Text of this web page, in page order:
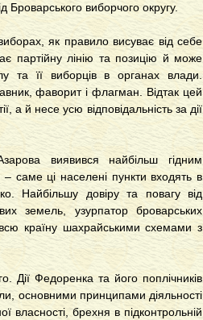
Броварського виборчого округу.
як правило висуває від себе
партійну лінію та позицію й може
та її виборців в органах влади.
фаворит і флагман. Відтак цей
й несе усю відповідальність за дії
виявився найбільш гідним
– саме ці населені пункти входять в
Найбільшу довіру та повагу від
земель, узурпатор броварських
всю країну шахрайськими схемами з
Дії Федоренка та його поплічників
основними принципами діяльності
власності, брехня в підконтрольній